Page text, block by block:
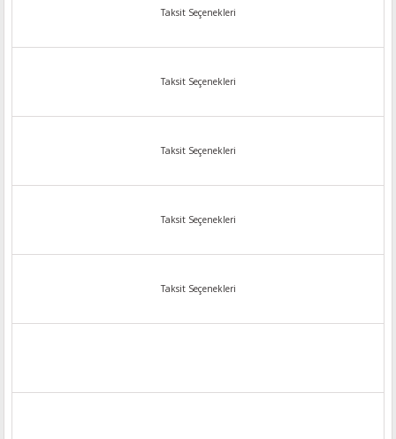
Taksit Seçenekleri
Taksit Seçenekleri
Taksit Seçenekleri
Taksit Seçenekleri
Taksit Seçenekleri